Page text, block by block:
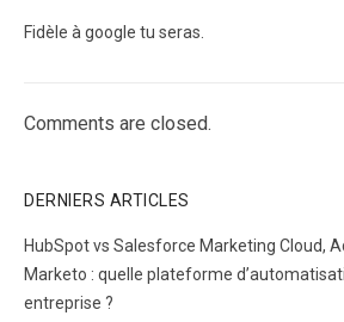
Fidèle à google tu seras.
Comments are closed.
DERNIERS ARTICLES
HubSpot vs Salesforce Marketing Cloud,
Marketo : quelle plateforme
entreprise ?